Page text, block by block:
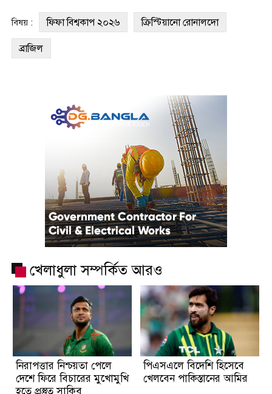
বিষয় : ফিফা বিশ্বকাপ ২০২৬ ক্রিস্টিয়ানো রোনালদো
ব্রাজিল
খেলাধুলা সম্পর্কিত আরও
নিরাপত্তার নিশ্চয়তা পেলে
দেশে ফিরে বিচারের মুখোমুখি
পিএসএলে বিদেশি হিসেবে
খেলবেন পাকিস্তানের আমির